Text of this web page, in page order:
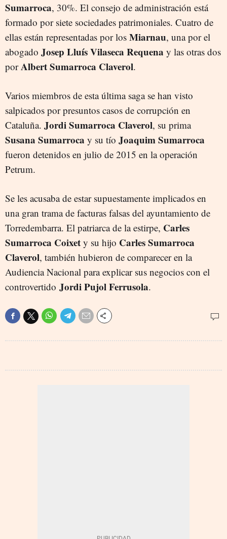
Sumarroca, 30%. El consejo de administración está
formado por siete sociedades patrimoniales. Cuatro de
ellas están representadas por los Miarnau, una por el
abogado Josep Lluís Vilaseca Requena y las otras dos
porAlbert Sumarroca Claverol.
Varios miembros de esta última saga se han visto
salpicados por presuntos casos de corrupción en
Cataluña. Jordi Sumarroca Claverol, su prima
Susana Sumarroca y su tío Joaquim Sumarroca
fueron detenidos en julio de 2015 en la operación
Petrum.
Se les acusaba de estar supuestamente implicados en
una gran trama de facturas falsas del ayuntamiento de
Torredembarra. El patriarca de la estirpe, Carles
Sumarroca Coixet y su hijo Carles Sumarroca
Claverol, también hubieron de comparecer en la
Audiencia Nacional para explicar sus negocios con el
controvertido Jordi Pujol Ferrusola.